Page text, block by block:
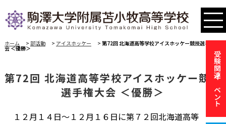
受験関連イベント
ホーム > 部活動 > アイスホッケー > 第72回 北海道高等学校アイスホッケー競技選手権大
会 ＜優勝＞
第72回 北海道高等学校アイスホッケー競技
選手権大会 ＜優勝＞
１２月１４日～１２月１６日に第７２回北海道高等